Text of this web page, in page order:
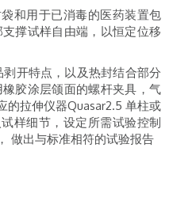
和用于已消毒的医药装置包
撑试样自由端，以恒定位移
开特点，以及热封结合部分
胶涂层颌面的螺杆夹具，气
的拉伸仪器Quasar2.5 单柱或
样细节，设定所需试验控制
做出与标准相符的试验报告